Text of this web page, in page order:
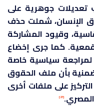
تعديلات جوهرية على
الإنسان، شملت حذف
وقيود المشاركة
كما جرى إخضاع
لمراجعة سياسية خاصة
ضمنية بأن ملف الحقوق
على ملفات أخرى
[27]